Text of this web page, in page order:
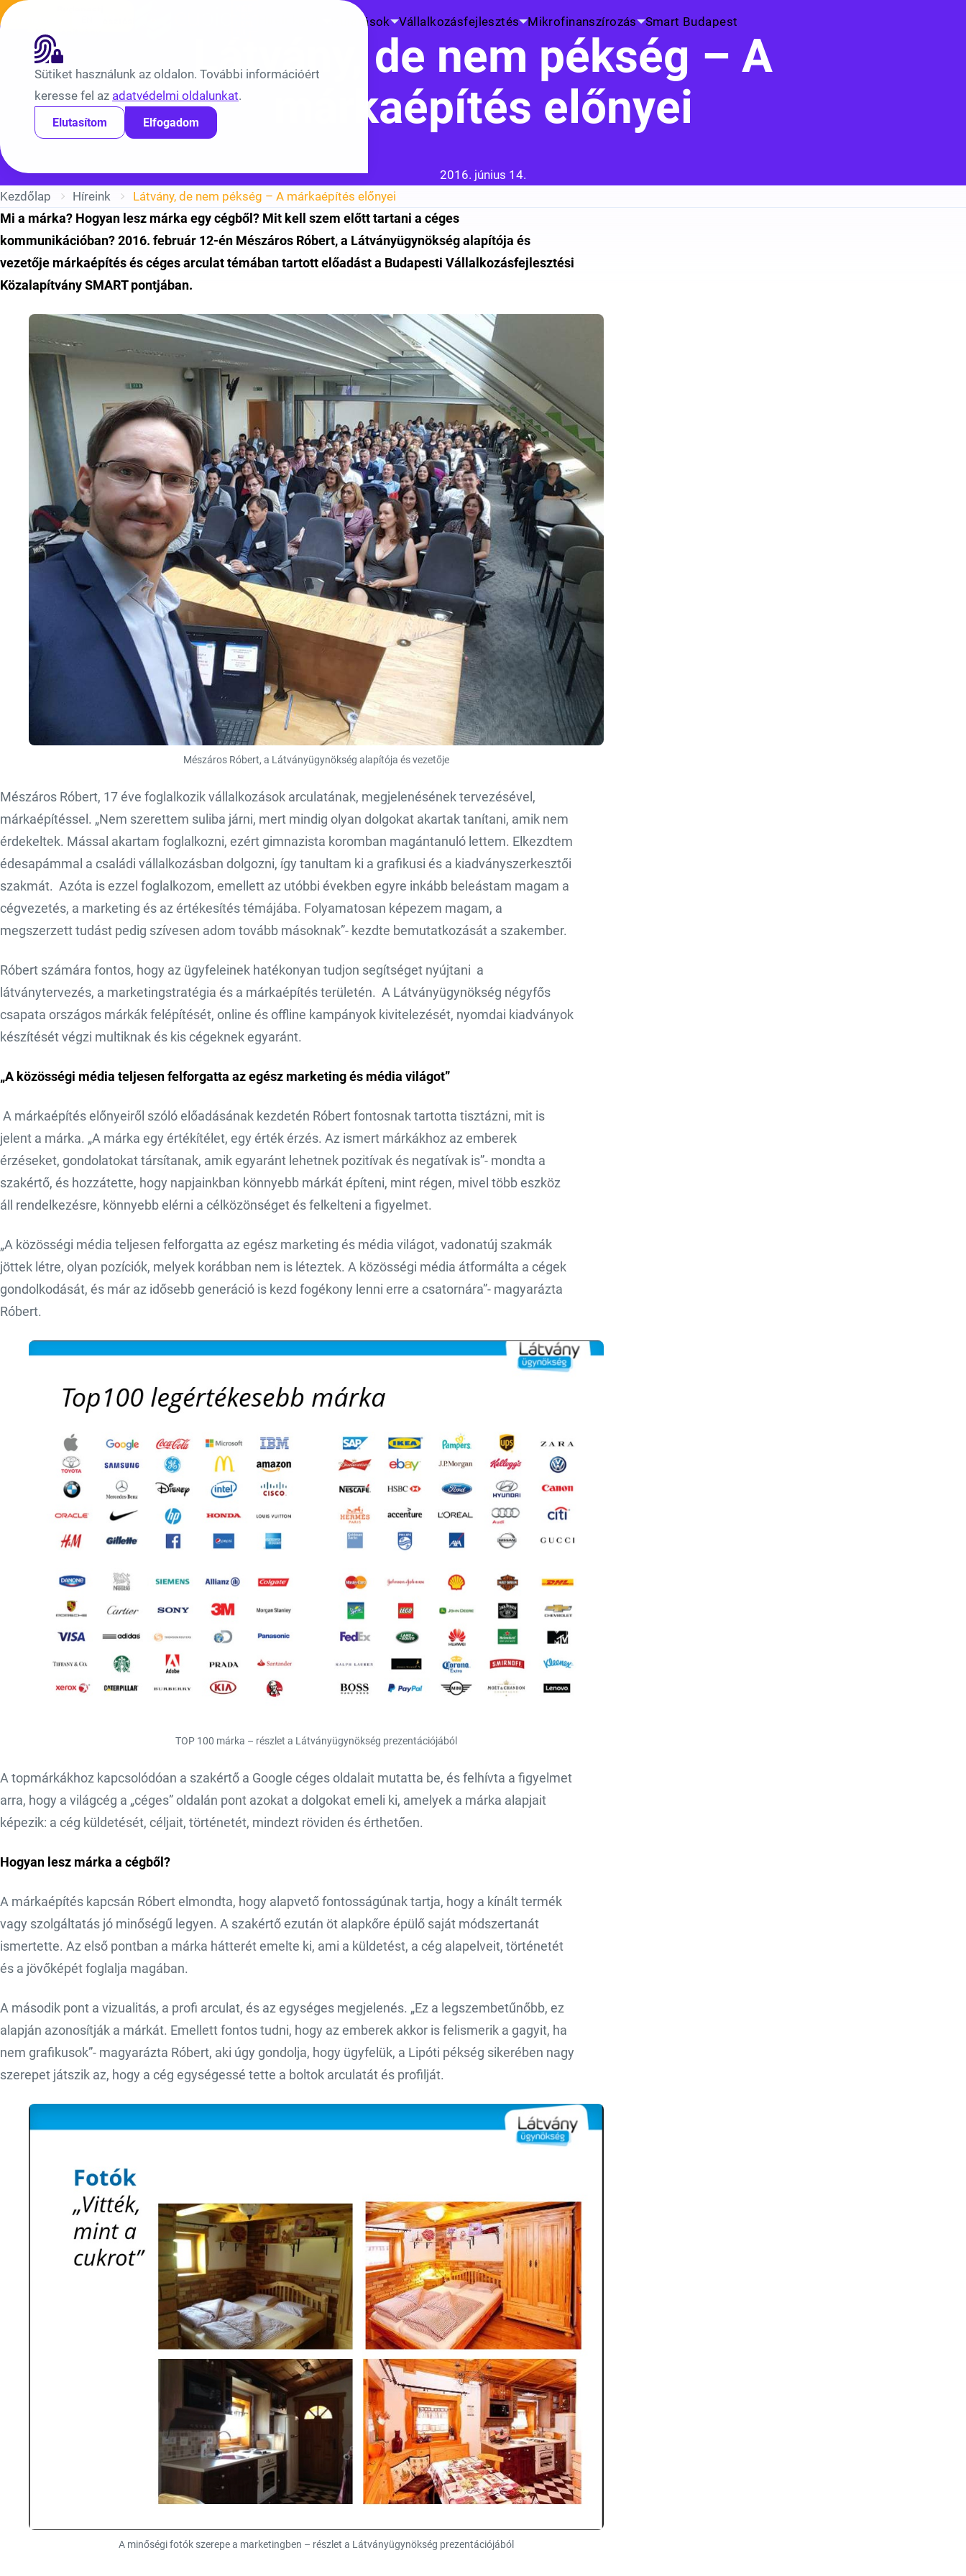
Sütiket használunk az oldalon. További információért
keresse fel az adatvédelmi oldalunkat.
Elutasítom Elfogadom
Kutatások Vállalkozásfejlesztés Mikrofinanszírozás Smart Budapest
Látvány, de nem pékség – A
márkaépítés előnyei
Közzétéve:
2016. június 14.
Kezdőlap
Híreink
Látvány, de nem pékség – A márkaépítés előnyei
Mi a márka? Hogyan lesz márka egy cégből? Mit kell szem előtt tartani a céges
kommunikációban? 2016. február 12-én Mészáros Róbert, a Látványügynökség alapítója és
vezetője márkaépítés és céges arculat témában tartott előadást a Budapesti Vállalkozásfejlesztési
Közalapítvány SMART pontjában.
Mészáros Róbert, a Látványügynökség alapítója és vezetője
Mészáros Róbert, 17 éve foglalkozik vállalkozások arculatának, megjelenésének tervezésével,
márkaépítéssel. „Nem szerettem suliba járni, mert mindig olyan dolgokat akartak tanítani, amik nem
érdekeltek. Mással akartam foglalkozni, ezért gimnazista koromban magántanuló lettem. Elkezdtem
édesapámmal a családi vállalkozásban dolgozni, így tanultam ki a grafikusi és a kiadványszerkesztői
szakmát. Azóta is ezzel foglalkozom, emellett az utóbbi években egyre inkább beleástam magam a
cégvezetés, a marketing és az értékesítés témájába. Folyamatosan képezem magam, a
megszerzett tudást pedig szívesen adom tovább másoknak”- kezdte bemutatkozását a szakember.
Róbert számára fontos, hogy az ügyfeleinek hatékonyan tudjon segítséget nyújtani a
látványtervezés, a marketingstratégia és a márkaépítés területén. A Látványügynökség négyfős
csapata országos márkák felépítését, online és offline kampányok kivitelezését, nyomdai kiadványok
készítését végzi multiknak és kis cégeknek egyaránt.
„A közösségi média teljesen felforgatta az egész marketing és média világot”
A márkaépítés előnyeiről szóló előadásának kezdetén Róbert fontosnak tartotta tisztázni, mit is
jelent a márka. „A márka egy értékítélet, egy érték érzés. Az ismert márkákhoz az emberek
érzéseket, gondolatokat társítanak, amik egyaránt lehetnek pozitívak és negatívak is”- mondta a
szakértő, és hozzátette, hogy napjainkban könnyebb márkát építeni, mint régen, mivel több eszköz
áll rendelkezésre, könnyebb elérni a célközönséget és felkelteni a figyelmet.
„A közösségi média teljesen felforgatta az egész marketing és média világot, vadonatúj szakmák
jöttek létre, olyan pozíciók, melyek korábban nem is léteztek. A közösségi média átformálta a cégek
gondolkodását, és már az idősebb generáció is kezd fogékony lenni erre a csatornára”- magyarázta
Róbert.
TOP 100 márka – részlet a Látványügynökség prezentációjából
A topmárkákhoz kapcsolódóan a szakértő a Google céges oldalait mutatta be, és felhívta a figyelmet
arra, hogy a világcég a „céges” oldalán pont azokat a dolgokat emeli ki, amelyek a márka alapjait
képezik: a cég küldetését, céljait, történetét, mindezt röviden és érthetően.
Hogyan lesz márka a cégből?
A márkaépítés kapcsán Róbert elmondta, hogy alapvető fontosságúnak tartja, hogy a kínált termék
vagy szolgáltatás jó minőségű legyen. A szakértő ezután öt alapkőre épülő saját módszertanát
ismertette. Az első pontban a márka hátterét emelte ki, ami a küldetést, a cég alapelveit, történetét
és a jövőképét foglalja magában.
A második pont a vizualitás, a profi arculat, és az egységes megjelenés. „Ez a legszembetűnőbb, ez
alapján azonosítják a márkát. Emellett fontos tudni, hogy az emberek akkor is felismerik a gagyit, ha
nem grafikusok”- magyarázta Róbert, aki úgy gondolja, hogy ügyfelük, a Lipóti pékség sikerében nagy
szerepet játszik az, hogy a cég egységessé tette a boltok arculatát és profilját.
A minőségi fotók szerepe a marketingben – részlet a Látványügynökség prezentációjából